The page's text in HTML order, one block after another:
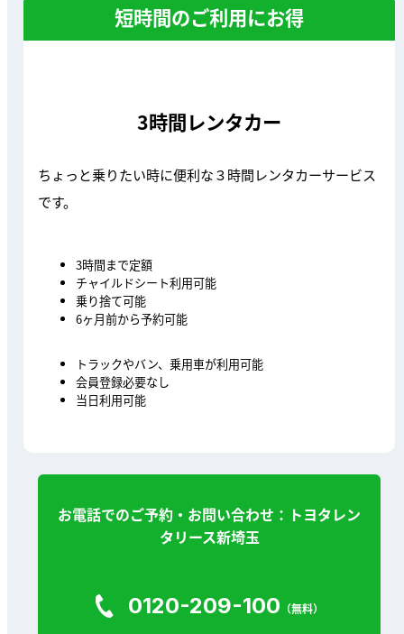
短時間のご利用にお得
3時間レンタカー
ちょっと乗りたい時に便利な３時間レンタカーサービス
です。
3時間まで定額
チャイルドシート利用可能
乗り捨て可能
6ヶ月前から予約可能
トラックやバン、乗用車が利用可能
会員登録必要なし
当日利用可能
お電話でのご予約・お問い合わせ：トヨタレン
タリース新埼玉
0120-209-100 （無料）